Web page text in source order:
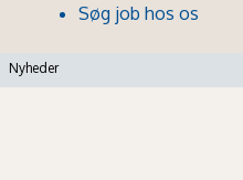
Søg job hos os
Nyheder